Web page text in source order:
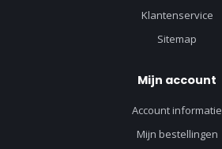
Klantenservice
Sitemap
Mijn account
Account informatie
Mijn bestellingen